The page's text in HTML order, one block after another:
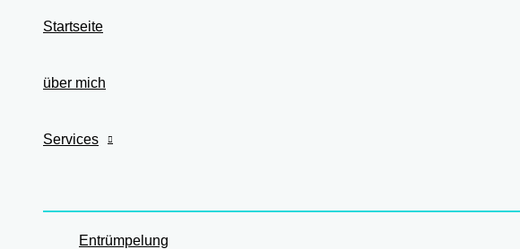
Startseite
über mich
Services
Entrümpelung